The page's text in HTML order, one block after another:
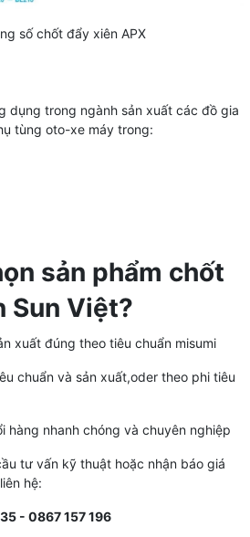
số chốt đẩy xiên APX
dụng trong ngành sản xuất các đồ gia
tùng oto-xe máy trong:
sản phẩm chốt
Sun Việt?
xuất đúng theo tiêu chuẩn misumi
chuẩn và sản xuất,oder theo phi tiêu
hàng nhanh chóng và chuyên nghiệp
tư vấn kỹ thuật hoặc nhận báo giá
hệ:
- 0867 157 196